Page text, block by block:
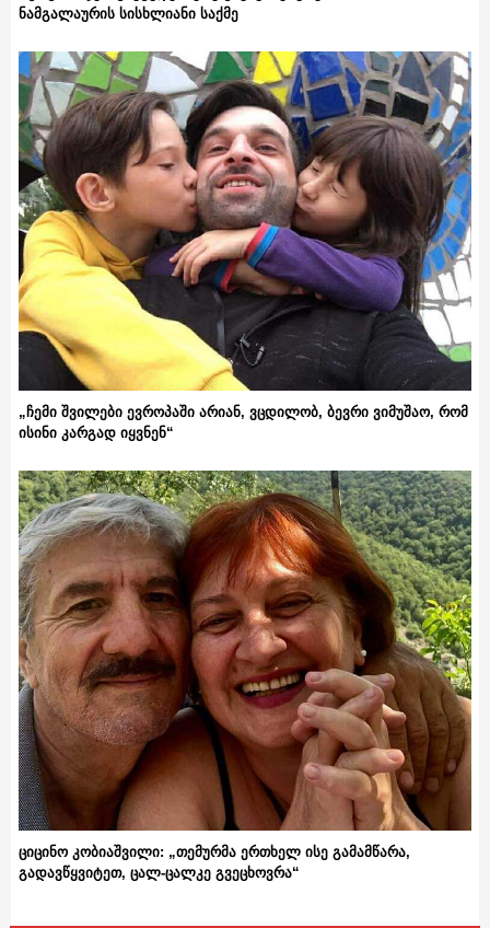
ნამგალაურის სისხლიანი საქმე
„ჩემი შვილები ევროპაში არიან, ვცდილობ, ბევრი ვიმუშაო, რომ
ისინი კარგად იყვნენ“
ციცინო კობიაშვილი: „თემურმა ერთხელ ისე გამამწარა,
გადავწყვიტეთ, ცალ-ცალკე გვეცხოვრა“